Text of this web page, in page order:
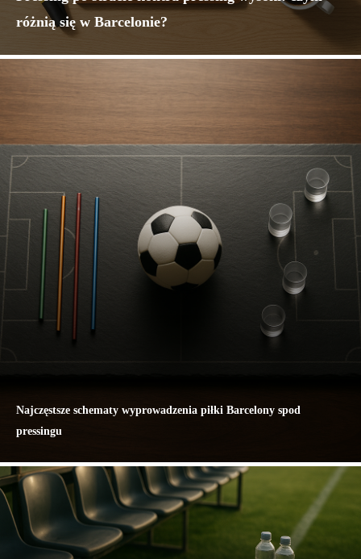
różnią się w Barcelonie?
Najczęstsze schematy wyprowadzenia piłki Barcelony spod
pressingu